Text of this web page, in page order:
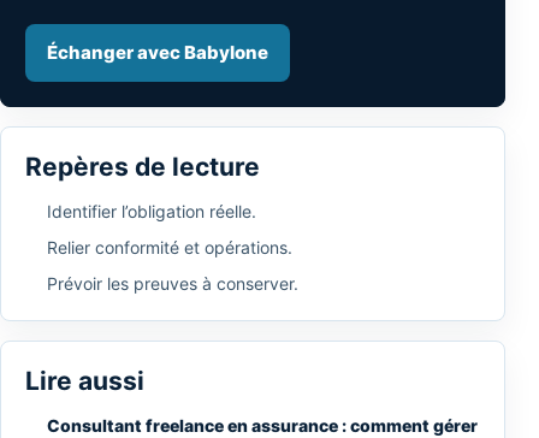
Échanger avec Babylone
Repères de lecture
Identifier l’obligation réelle.
Relier conformité et opérations.
Prévoir les preuves à conserver.
Lire aussi
Consultant freelance en assurance : comment gérer